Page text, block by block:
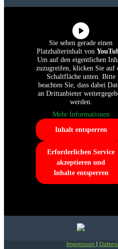
Sie sehen gerade einen
Platzhalterinhalt von
Um auf den eigentlichen
zuzugreifen, klicken Sie auf
Schaltfläche unten. Bitte
beachten Sie, dass dabei
an Drittanbieter
werden.
Mehr Informationen
Inhalt entsperren
Erforderlichen Service
akzeptieren und
Inhalte entsperren
Impressum